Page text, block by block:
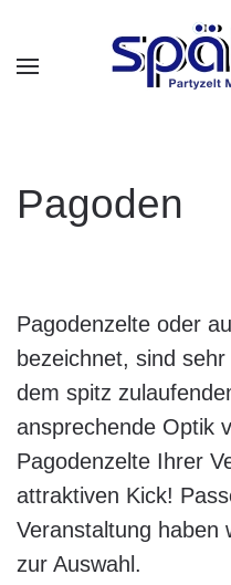
Skip to main content
Pagoden
Pagodenzelte oder
bezeichnet, sind
dem spitz
ansprechende Optik
Pagodenzelte Ihrer
attraktiven Kick!
Veranstaltung haben
zur Auswahl.